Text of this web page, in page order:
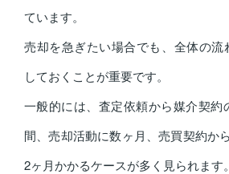
ています。
売却を急ぎたい場合でも、全体の流
しておくことが重要です。
一般的には、査定依頼から媒介契約
間、売却活動に数ヶ月、売買契約か
2ヶ月かかるケースが多く見られます。